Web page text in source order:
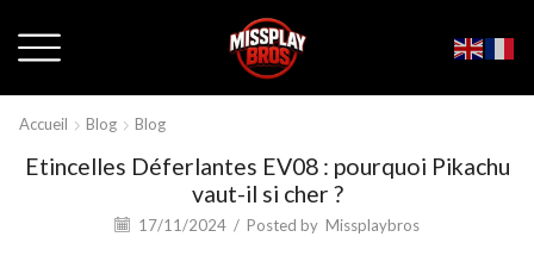
Accueil Blog Blog
Etincelles Déferlantes EV08 : pourquoi Pikachu
vaut-il si cher ?
17/11/2024 / Posted by Missplaybros